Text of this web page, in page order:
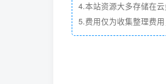
4.本站资源大多存储在
5.费用仅为收集整理费